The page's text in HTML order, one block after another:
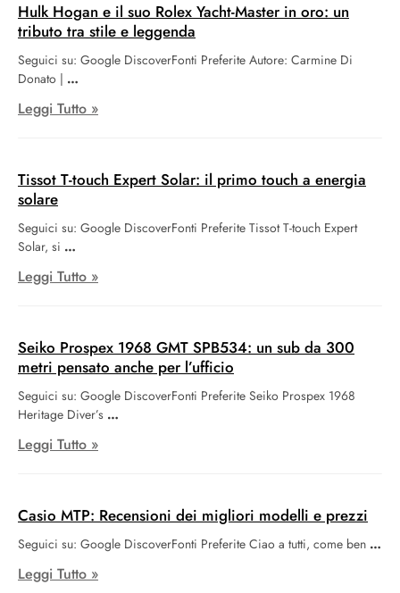
Hulk Hogan e il suo Rolex Yacht-Master in oro: un
tributo tra stile e leggenda
Seguici su: Google DiscoverFonti Preferite Autore: Carmine Di
Donato |
Leggi Tutto »
Tissot T-touch Expert Solar: il primo touch a energia
solare
Seguici su: Google DiscoverFonti Preferite Tissot T-touch Expert
Solar, si
Leggi Tutto »
Seiko Prospex 1968 GMT SPB534: un sub da 300
metri pensato anche per l’ufficio
Seguici su: Google DiscoverFonti Preferite Seiko Prospex 1968
Heritage Diver’s
Leggi Tutto »
Casio MTP: Recensioni dei migliori modelli e prezzi
Seguici su: Google DiscoverFonti Preferite Ciao a tutti, come ben
Leggi Tutto »